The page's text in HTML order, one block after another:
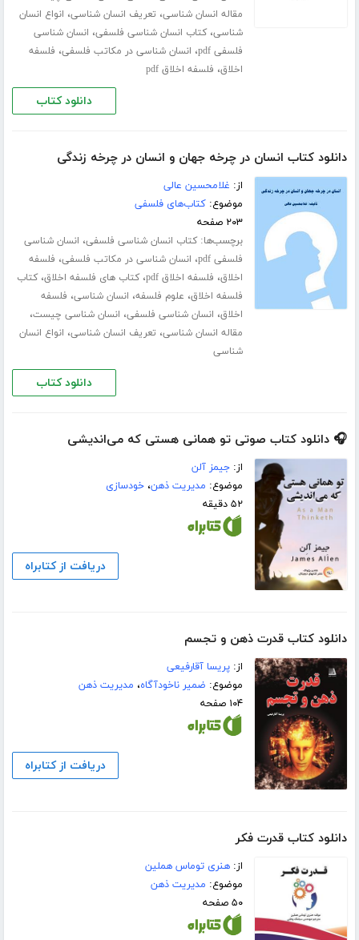
مقاله انسان شناسی، تعریف انسان شناسی، انواع انسان
شناسی،کتاب انسان شناسی فلسفی، انسان شناسی
فلسفی pdf
، انسان شناسی در مکاتب فلسفی، فلسفه
اخلاق، فلسفه اخلاق pdf
دانلود کتاب
دانلود کتاب انسان در چرخه جهان و انسان در چرخه زندگی
از: غلامحسین عالی
موضوع:کتاب‌های فلسفی
۲۰۳ صفحه
برچسب‌ها:کتاب انسان شناسی فلسفی، انسان شناسی
فلسفی pdf
، انسان شناسی در مکاتب فلسفی، فلسفه
اخلاق، فلسفه اخلاق pdf ،کتاب های فلسفه اخلاق،کتاب
فلسفه اخلاق، علوم فلسفه، انسان شناسی، فلسفه
اخلاق، انسان شناسی فلسفی، انسان شناسی چیست،
مقاله انسان شناسی، تعریف انسان شناسی، انواع انسان
شناسی
دانلود کتاب
🎧 دانلود کتاب صوتی تو همانی هستی که می‌اندیشی
از:جیمز آلن
موضوع: مدیریت ذهن،خودسازی
۵۲ دقیقه
دریافت از کتابراه
دانلود کتاب قدرت ذهن و تجسم
از:پریسا آقارفیعی
موضوع: ضمیر ناخودآگاه، مدیریت ذهن
۱۰۴ صفحه
دریافت از کتابراه
دانلود کتاب قدرت فکر
از:هنری توماس هملین
موضوع: مدیریت ذهن
۵۰ صفحه